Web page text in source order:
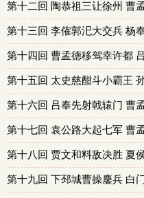
第十二回 陶恭祖三让徐州 曹
第十三回 李傕郭汜大交兵 杨
第十四回 曹孟德移驾幸许都
第十五回 太史慈酣斗小霸王
第十六回 吕奉先射戟辕门 曹
第十七回 袁公路大起七军 曹
第十八回 贾文和料敌决胜 夏
第十九回 下邳城曹操鏖兵 白